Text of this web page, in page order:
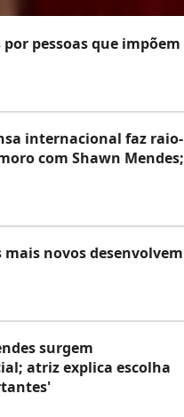
pessoas que impõem
internacional faz raio-
com Shawn Mendes;
novos desenvolvem
surgem
atriz explica escolha